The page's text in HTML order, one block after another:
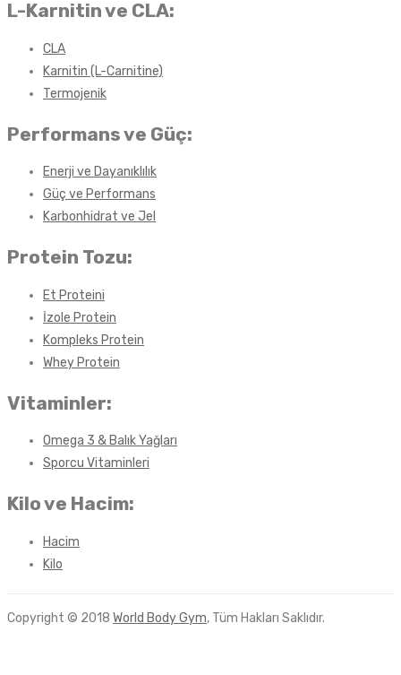
L-Karnitin ve CLA:
CLA
Karnitin (L-Carnitine)
Termojenik
Performans ve Güç:
Enerji ve Dayanıklılık
Güç ve Performans
Karbonhidrat ve Jel
Protein Tozu:
Et Proteini
İzole Protein
Kompleks Protein
Whey Protein
Vitaminler:
Omega 3 & Balık Yağları
Sporcu Vitaminleri
Kilo ve Hacim:
Hacim
Kilo
Copyright © 2018 World Body Gym, Tüm Hakları Saklıdır.